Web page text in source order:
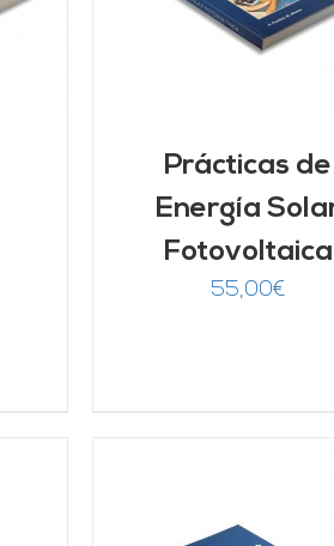
Prácticas de
Energía
Fotovoltaica
55,00€